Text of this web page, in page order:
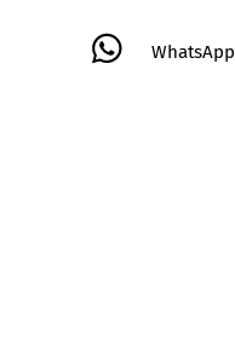
WhatsApp